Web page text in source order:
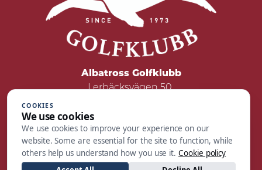
Albatross Golfklubb
Lerbäcksvägen 50
Tel: 031 - 55 05 00
Mail: reception@albatrossgolf.se
COOKIES
We use cookies
We use cookies to improve your experience on our
website. Some are essential for the site to function, while
others help us understand how you use it. Cookie policy